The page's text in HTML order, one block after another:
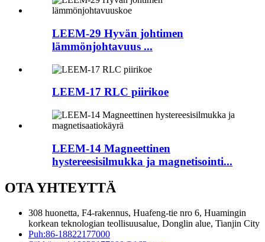
LEEM-29 Hyvän johtimen
lämmönjohtavuus ...
LEEM-17 RLC piirikoe
LEEM-14 Magneettinen
hystereesisilmukka ja magnetisointi...
OTA YHTEYTTÄ
308 huonetta, F4-rakennus, Huafeng-tie nro 6, Huamingin
korkean teknologian teollisuusalue, Donglin alue, Tianjin City
Puh:86-18822177000